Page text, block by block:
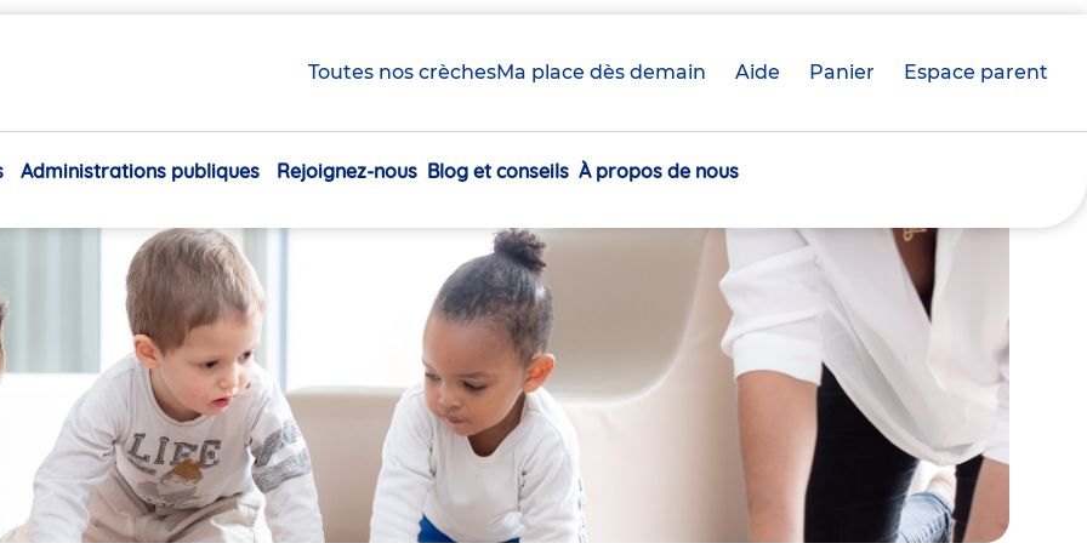
Toutes nos crèchesMa place dès demain Aide Panier crèche(s)
Espace parent
Navigation
Administrations publiques Rejoignez-nous Blog et conseils À propos de nous